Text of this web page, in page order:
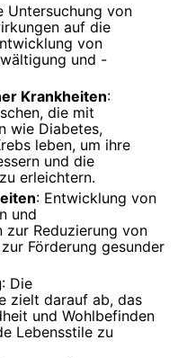
Untersuchung von
auf die
von
und -
Krankheiten:
die mit
wie Diabetes,
leben, um ihre
und die
erleichtern.
: Entwicklung von
und
zur Reduzierung von
Förderung gesunder
: Die
zielt darauf ab, das
und Wohlbefinden
Lebensstile zu